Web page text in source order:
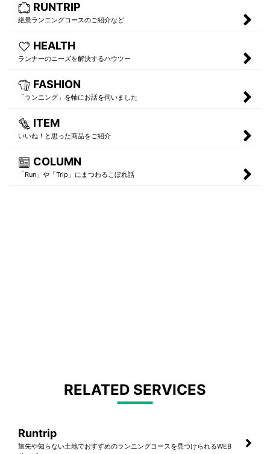
RUNTRIP
絶景ランニングコースのご紹介など
HEALTH
ランナーのニーズを解決するハウツー
FASHION
「ランニング」を軸にお話を伺いました
ITEM
いいね！と思った商品をご紹介
COLUMN
「Run」や「Trip」にまつわるこぼれ話
RELATED SERVICES
Runtrip
旅先や知らない土地でおすすめのランニングコースを見つけられるWEB